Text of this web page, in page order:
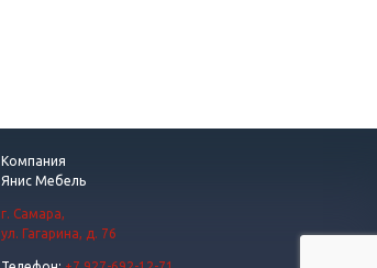
Компания
Янис Мебель
г. Самара,
ул. Гагарина, д. 76